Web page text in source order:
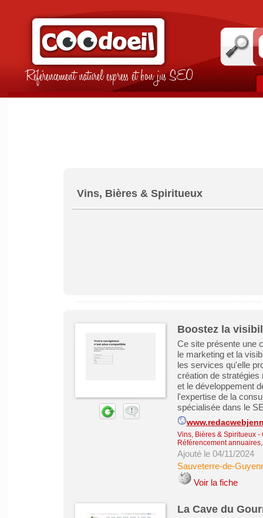
Référencement naturel express et bon jus SEO
Vins, Bières & Spiritueux
Boostez la
Ce site présente une
le marketing et la
les services qu'elle
création de
et le développement
l'expertise de la
spécialisée dans le
Vins, Bières & Spiritueux-
Référencement
Ajouté le 04/11/2024
Sauveterre-de-
Voir la fiche
La Cave du